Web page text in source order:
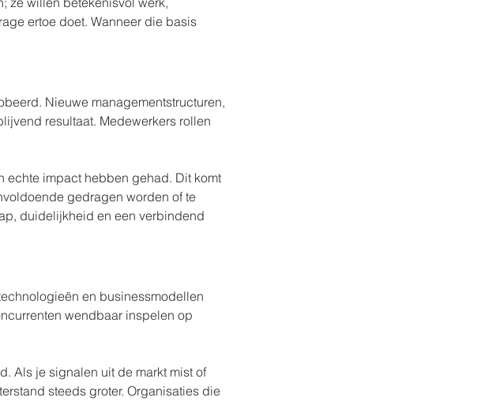
ertoe doet. Wanneer die basis
Nieuwe managementstructuren,
resultaat. Medewerkers rollen
echte impact hebben gehad. Dit komt
gedragen worden of te
duidelijkheid en een verbindend
en businessmodellen
wendbaar inspelen op
Als je signalen uit de markt mist of
steeds groter. Organisaties die